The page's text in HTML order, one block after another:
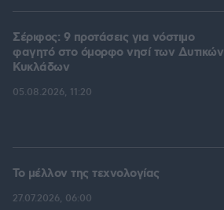
Σέριφος: 9 προτάσεις για νόστιμο
φαγητό στο όμορφο νησί των Δυτικών
Κυκλάδων
05.08.2026, 11:20
Το μέλλον της τεχνολογίας
27.07.2026, 06:00